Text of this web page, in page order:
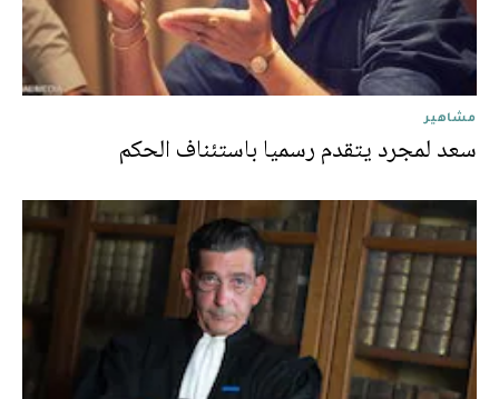
مشاهير
سعد لمجرد يتقدم رسميا باستئناف الحكم